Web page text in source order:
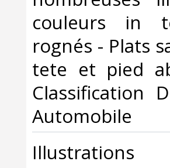
couleurs in
rognés - Plats
tete et pied
Classification
Automobile‎